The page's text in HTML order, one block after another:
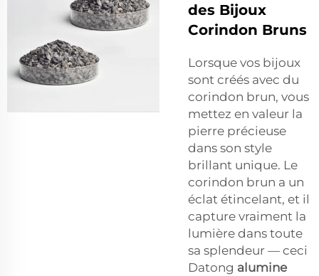
des Bijoux
Corindon Bruns
Lorsque vos bijoux
sont créés avec du
corindon brun, vous
mettez en valeur la
pierre précieuse
dans son style
brillant unique. Le
corindon brun a un
éclat étincelant, et il
capture vraiment la
lumière dans toute
sa splendeur — ceci
Datong alumine